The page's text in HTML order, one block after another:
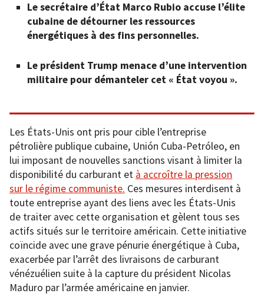
Le secrétaire d’État Marco Rubio accuse l’élite
cubaine de détourner les ressources
énergétiques à des fins personnelles.
Le président Trump menace d’une intervention
militaire pour démanteler cet « État voyou ».
Les États-Unis ont pris pour cible l’entreprise
pétrolière publique cubaine, Unión Cuba-Petróleo, en
lui imposant de nouvelles sanctions visant à limiter la
disponibilité du carburant et à accroître la pression
sur le régime communiste. Ces mesures interdisent à
toute entreprise ayant des liens avec les États-Unis
de traiter avec cette organisation et gèlent tous ses
actifs situés sur le territoire américain. Cette initiative
coïncide avec une grave pénurie énergétique à Cuba,
exacerbée par l’arrêt des livraisons de carburant
vénézuélien suite à la capture du président Nicolas
Maduro par l’armée américaine en janvier.